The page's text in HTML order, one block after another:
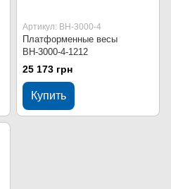
Артикул: ВН-3000-4
Платформенные весы
ВН-3000-4-1212
25 173 грн
Купить